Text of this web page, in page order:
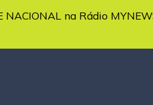
NACIONAL na Rádio